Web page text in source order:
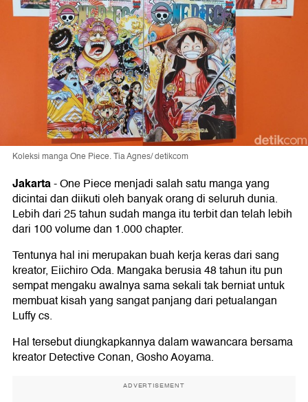
Koleksi manga One Piece. Tia Agnes/ detikcom
Jakarta-One Piece menjadi salah satu manga yang
dicintai dan diikuti oleh banyak orang di seluruh dunia.
Lebih dari 25 tahun sudah manga itu terbit dan telah lebih
dari 100 volume dan 1.000 chapter.
Tentunya hal ini merupakan buah kerja keras dari sang
kreator, Eiichiro Oda. Mangaka berusia 48 tahun itu pun
sempat mengaku awalnya sama sekali tak berniat untuk
membuat kisah yang sangat panjang dari petualangan
Luffy cs.
Hal tersebut diungkapkannya dalam wawancara bersama
kreator Detective Conan, Gosho Aoyama.
ADVERTISEMENT